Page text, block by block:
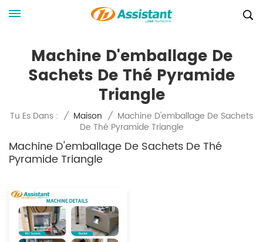
Machine D'emballage De
Sachets De Thé Pyramide
Triangle
Tu Es Dans : / Maison / Machine D'emballage De Sachets
De Thé Pyramide Triangle
Machine D'emballage De Sachets De Thé
Pyramide Triangle